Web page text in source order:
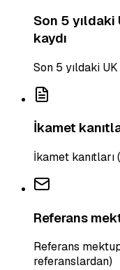
Son 5 yıldaki
kaydı
Son 5 yıldaki
İkamet
İkamet kanıtları
Referans
Referans
referanslardan)